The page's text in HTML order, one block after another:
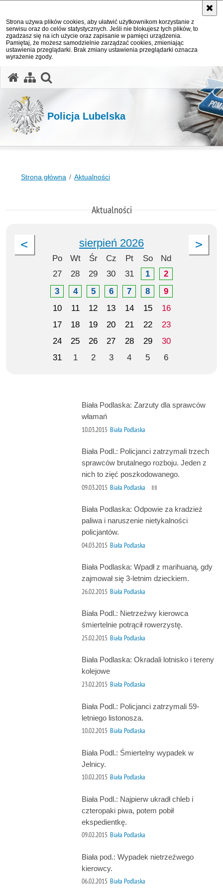
Strona używa plików cookies, aby ułatwić użytkownikom korzystanie z
serwisu oraz do celów statystycznych. Jeśli nie blokujesz tych plików, to
zgadzasz się na ich użycie oraz zapisanie w pamięci urządzenia.
Pamiętaj, że możesz samodzielnie zarządzać cookies, zmieniając
ustawienia przeglądarki. Brak zmiany ustawienia przeglądarki oznacza
wyrażenie zgody.
Policja Lubelska
Strona główna Aktualności
Aktualności
sierpień 2026
Po Wt Śr Cz Pt So
Nd
27
28 29 30 31 1
2
3
4 5 6 7 8
9
10
11 12 13 14 15
16
17
18 19 20 21 22
23
24
25 26 27 28 29
30
31
1 2 3 4 5 6
Biała Podlaska: Zarzuty dla sprawców
włamań
10.03.2015 Biała Podlaska
Biała Podl.: Policjanci zatrzymali trzech
sprawców brutalnego rozboju. Jeden z
nich to zięć poszkodowanego.
09.03.2015 Biała Podlaska
Biała Podlaska: Odpowie za kradzież
paliwa i naruszenie nietykalności
policjantów.
04.03.2015 Biała Podlaska
Biała Podlaska: Wpadł z marihuaną, gdy
zajmował się 3-letnim dzieckiem.
26.02.2015 Biała Podlaska
Biała Podl.: Nietrzeźwy kierowca
śmiertelnie potrącił rowerzystę.
25.02.2015 Biała Podlaska
Biała Podlaska: Okradali lotnisko i tereny
kolejowe
23.02.2015 Biała Podlaska
Biała Podl.: Policjanci zatrzymali 59-
letniego listonosza.
10.02.2015 Biała Podlaska
Biała Podl.: Śmiertelny wypadek w
Jelnicy.
10.02.2015 Biała Podlaska
Biała Podl.: Najpierw ukradł chleb i
czteropaki piwa, potem pobił
ekspedientkę.
09.02.2015 Biała Podlaska
Biała pod.: Wypadek nietrzeźwego
kierowcy.
06.02.2015 Biała Podlaska